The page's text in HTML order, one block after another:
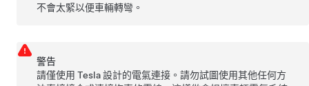
不會太緊以便車輛轉彎。
警告
請僅使用 Tesla 設計的電氣連接。請勿試圖使用其他任何方